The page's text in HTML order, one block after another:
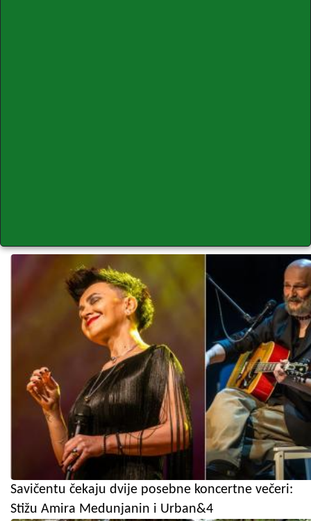
Savičentu čekaju dvije posebne koncertne večeri:
Stižu Amira Medunjanin i Urban&4